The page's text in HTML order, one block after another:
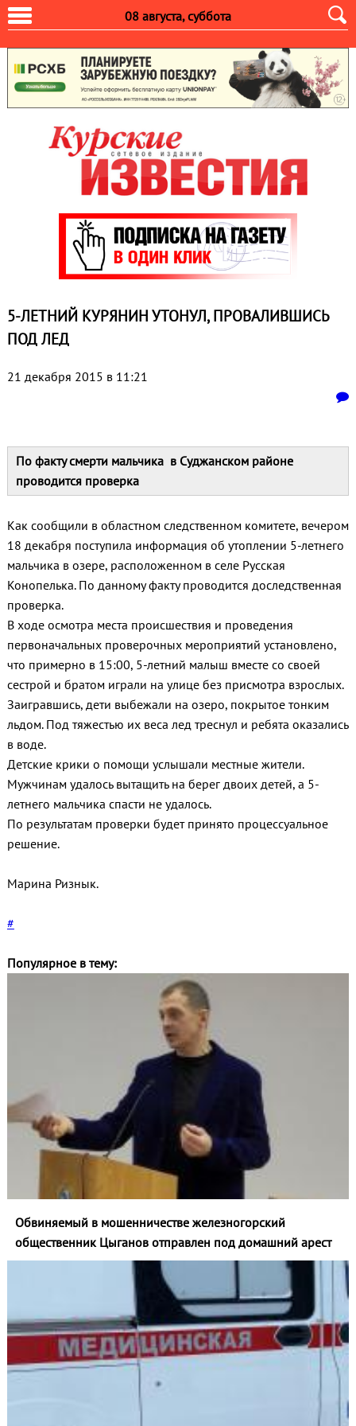
08 августа, суббота
5-ЛЕТНИЙ КУРЯНИН УТОНУЛ, ПРОВАЛИВШИСЬ
ПОД ЛЕД
21 декабря 2015 в 11:21
По факту смерти мальчика в Суджанском районе
проводится проверка
Как сообщили в областном следственном комитете, вечером
18 декабря поступила информация об утоплении 5-летнего
мальчика в озере, расположенном в селе Русская
Конопелька. По данному факту проводится доследственная
проверка.
В ходе осмотра места происшествия и проведения
первоначальных проверочных мероприятий установлено,
что примерно в 15:00, 5-летний малыш вместе со своей
сестрой и братом играли на улице без присмотра взрослых.
Заигравшись, дети выбежали на озеро, покрытое тонким
льдом. Под тяжестью их веса лед треснул и ребята оказались
в воде.
Детские крики о помощи услышали местные жители.
Мужчинам удалось вытащить на берег двоих детей, а 5-
летнего мальчика спасти не удалось.
По результатам проверки будет принято процессуальное
решение.
Марина Ризнык.
#
Популярное в тему:
Обвиняемый в мошенничестве железногорский
общественник Цыганов отправлен под домашний арест